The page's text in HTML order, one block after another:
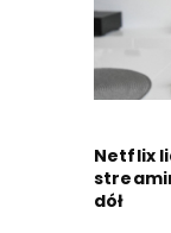
Netflix
dół